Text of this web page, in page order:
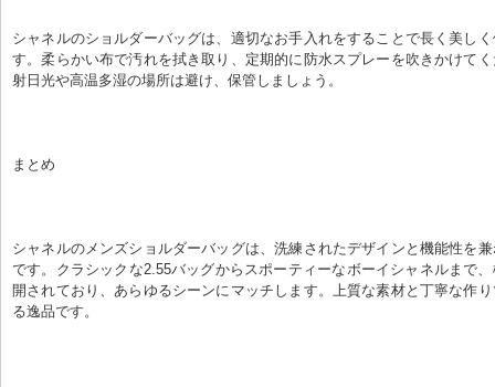
シャネルのショルダーバッグは、適切なお手入れをすることで長く美し
す。柔らかい布で汚れを拭き取り、定期的に防水スプレーを吹きかけて
射日光や高温多湿の場所は避け、保管しましょう。
まとめ
シャネルのメンズショルダーバッグは、洗練されたデザインと機能性を
です。クラシックな2.55バッグからスポーティーなボーイシャネルまで
開されており、あらゆるシーンにマッチします。上質な素材と丁寧な作
る逸品です。